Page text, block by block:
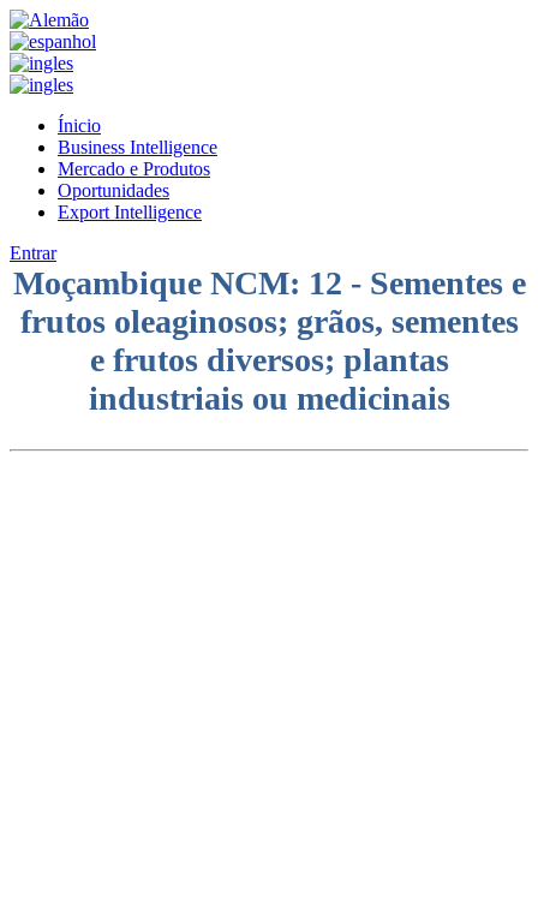
Ínicio
Business Intelligence
Mercado e Produtos
Oportunidades
Export Intelligence
Entrar
Moçambique NCM: 12 - Sementes e
frutos oleaginosos; grãos, sementes
e frutos diversos; plantas
industriais ou medicinais